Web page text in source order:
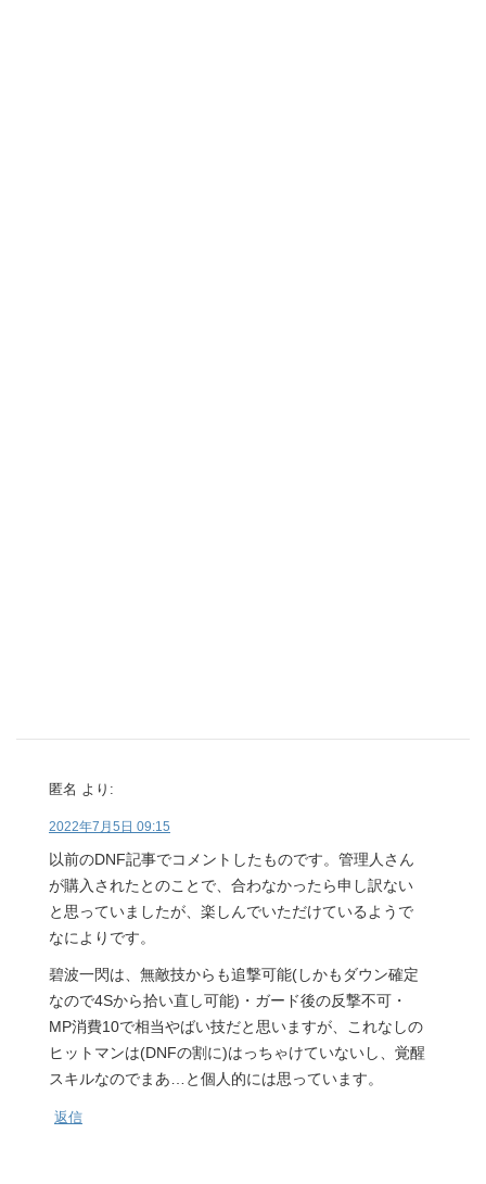
匿名 より:
2022年7月5日 09:15
以前のDNF記事でコメントしたものです。管理人さん
が購入されたとのことで、合わなかったら申し訳ない
と思っていましたが、楽しんでいただけているようで
なによりです。
碧波一閃は、無敵技からも追撃可能(しかもダウン確定
なので4Sから拾い直し可能)・ガード後の反撃不可・
MP消費10で相当やばい技だと思いますが、これなしの
ヒットマンは(DNFの割に)はっちゃけていないし、覚醒
スキルなのでまあ…と個人的には思っています。
返信